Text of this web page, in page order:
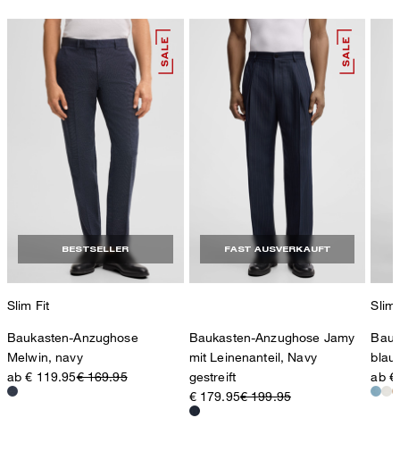
BESTSELLER
Slim Fit
Baukasten-Anzughose
Melwin, navy
ab € 119.95€ 169.95
FAST AUSVERKAUFT
Baukasten-Anzughose Jamy
mit Leinenanteil, Navy
gestreift
€ 179.95€ 199.95
Slim
blau
ab €